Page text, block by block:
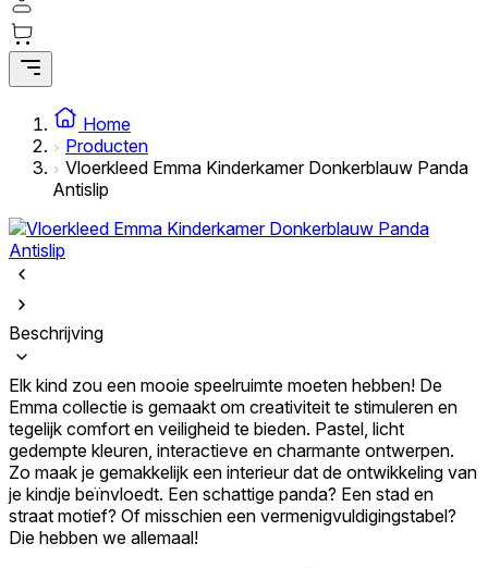
Home
Producten
Vloerkleed Emma Kinderkamer Donkerblauw Panda
Antislip
Beschrijving
Elk kind zou een mooie speelruimte moeten hebben! De
Emma collectie is gemaakt om creativiteit te stimuleren en
tegelijk comfort en veiligheid te bieden. Pastel, licht
gedempte kleuren, interactieve en charmante ontwerpen.
Zo maak je gemakkelijk een interieur dat de ontwikkeling van
je kindje beïnvloedt. Een schattige panda? Een stad en
straat motief? Of misschien een vermenigvuldigingstabel?
Die hebben we allemaal!
Statistieken
Statistische cookies helpen website-eigenaren te begrijpen hoe
bezoekers omgaan met websites door anoniem informatie te
verzamelen en te rapporteren.
Marketing
Marketingcookies worden gebruikt om gebruikers over websites te
volgen. Het doel is om advertenties weer te geven die relevant en
interessant zijn voor de individuele gebruiker en daardoor
Niet-geclassificeerd
classificatie zijn, samen met de aanbieders van de individuele cookies.
Weiger
Sla mijn voorkeuren op
Accepteer alles